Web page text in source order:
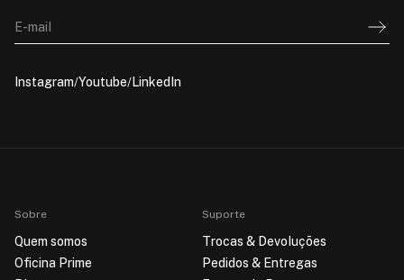
E-mail
Instagram Youtube LinkedIn
Sobre
Quem somos
Oficina Prime
Suporte
Trocas & Devoluções
Pedidos & Entregas